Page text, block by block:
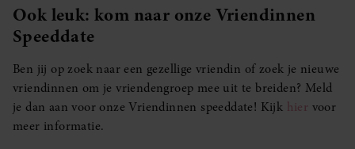
Ook leuk: kom naar onze Vriendinnen
Speeddate
Ben jij op zoek naar een gezellige vriendin of zoek je nieuwe
vriendinnen om je vriendengroep mee uit te breiden? Meld
je dan aan voor onze Vriendinnen speeddate! Kijk hier voor
meer informatie.